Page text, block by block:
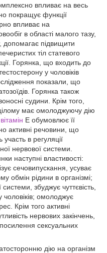
впливає на весь
покращує функції
впливає на
в області малого тазу,
допомагає підвищити
тіл статевого
Горянка, що входить до
у чоловіків
показали, що
Горянка також
судини. Крім того,
має омолоджуючу дію
вітамін E обумовлює її
активні речовини, що
в регуляції
нервової системи.
наступні властивості:
сечовипускання, усуває
обмін рідини в організмі;
збуджує чуттєвість,
чоловіків; омолоджує
Крім того активні
нервових закінчень,
сексуальних
дію на організм